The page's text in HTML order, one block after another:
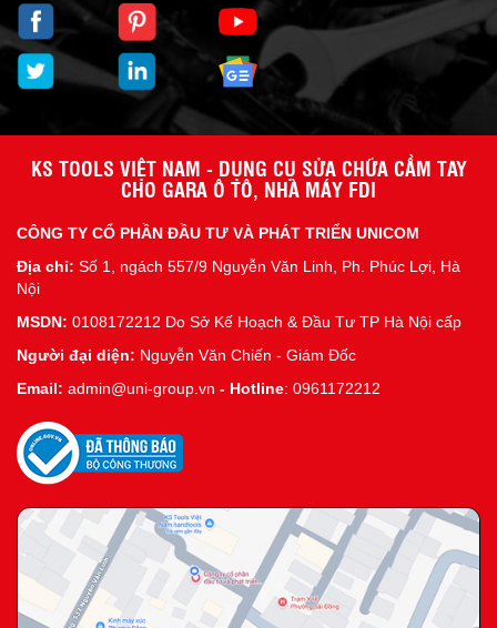
KS TOOLS VIỆT NAM - DỤNG CỤ SỬA CHỮA CẦM TAY
CHO GARA Ô TÔ, NHÀ MÁY FDI
CÔNG TY CỔ PHẦN ĐẦU TƯ VÀ PHÁT TRIỂN UNICOM
Địa chỉ: Số 1, ngách 557/9 Nguyễn Văn Linh, Ph. Phúc Lợi, Hà
Nội
MSDN: 0108172212 Do Sở Kế Hoạch & Đầu Tư TP Hà Nội cấp
Người đại diện: Nguyễn Văn Chiến - Giám Đốc
Email: admin@uni-group.vn - Hotline: 0961172212